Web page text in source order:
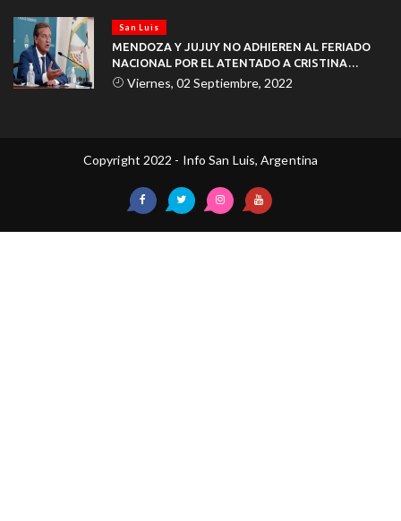
San Luis
MENDOZA Y JUJUY NO ADHIEREN AL FERIADO
NACIONAL POR EL ATENTADO A CRISTINA
KIRCHNER
Viernes, 02 Septiembre, 2022
Copyright 2022 - Info San Luis, Argentina